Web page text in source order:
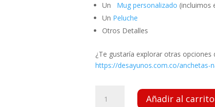
Un
Mug personalizado (incluimos
Un Peluche
Otros Detalles
¿Te gustaría explorar otras opciones
https://desayunos.com.co/anchetas-
Frontera
Añadir al carrito